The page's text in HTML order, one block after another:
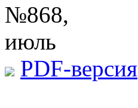
№868,
июль
PDF-версия